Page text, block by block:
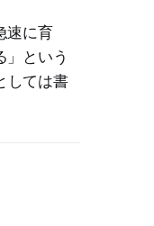
速に育
という
しては書